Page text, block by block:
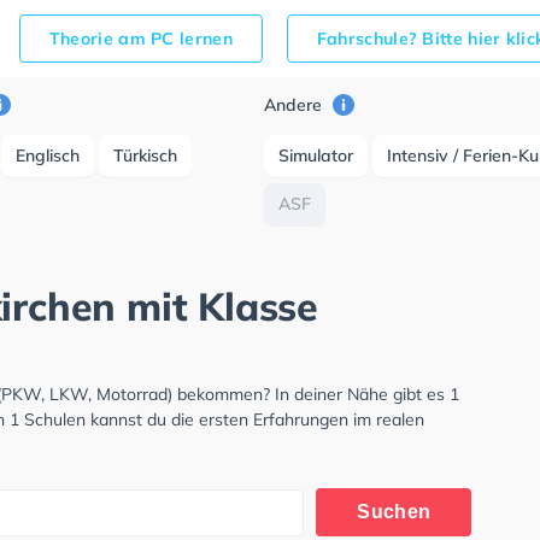
Theorie am PC lernen Fahrschule? Bitte hier
Englisch Türkisch
Andere
Simulator Intensiv / Ferien-
ASF
mit Klasse
LKW, Motorrad) bekommen? In deiner Nähe gibt es 1
Schulen kannst du die ersten Erfahrungen im realen
Suchen